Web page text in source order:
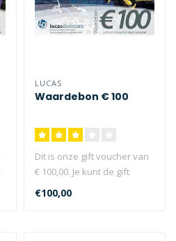
LUCAS
Waardebon € 100
Dit is onze gift voucher van
€ 100,00. Je kunt de gift
voucher bestellen als k..
€100,00